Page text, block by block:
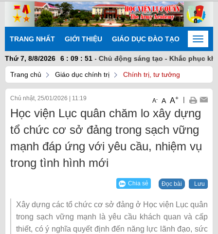
TRANG NHẤT GIỚI THIỆU GIÁO DỤC ĐÀO TẠO
Toggle
Thứ 7, 8/8/2026
6 : 09 : 52
- Đoàn kết nhất trí - Chủ động sáng tạo - Khắc phục khó khăn
Trang chủ Giáo dục chính trị Chính trị, tư tưởng
Chủ nhật, 25/01/2026 11:19 A- A A+ |
Học viện Lục quân chăm lo xây dựng
tổ chức cơ sở đảng trong sạch vững
mạnh đáp ứng với yêu cầu, nhiệm vụ
trong tình hình mới
Chia sẻ Đọc bài Lưu
Xây dựng các tổ chức cơ sở đảng ở Học viện Lục quân
trong sạch vững mạnh là yêu cầu khách quan và cấp
thiết, có ý nghĩa quyết định đến năng lực lãnh đạo, sức